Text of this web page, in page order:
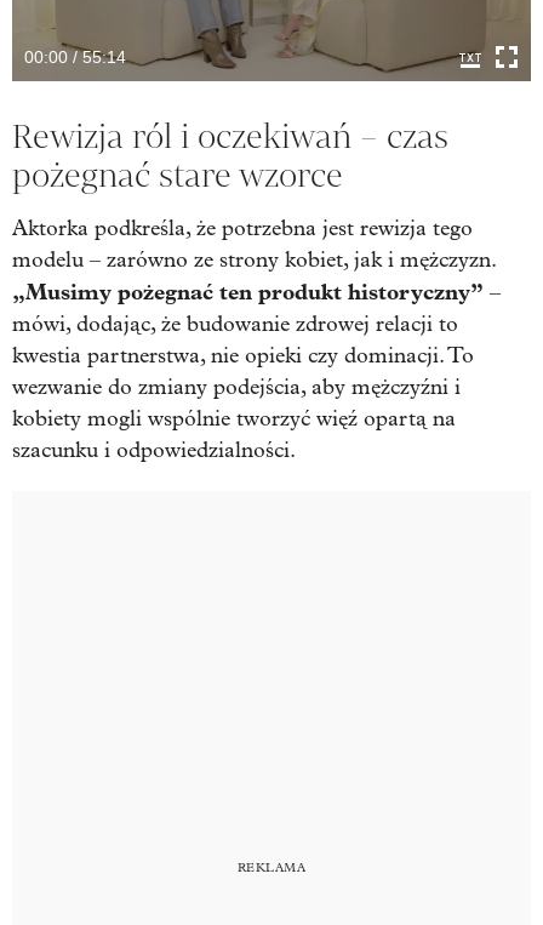
00:00 / 55:14
Rewizja ról i oczekiwań – czas
pożegnać stare wzorce
Aktorka podkreśla, że potrzebna jest rewizja tego
modelu – zarówno ze strony kobiet, jak i mężczyzn.
„Musimy pożegnać ten produkt historyczny” –
mówi, dodając, że budowanie zdrowej relacji to
kwestia partnerstwa, nie opieki czy dominacji. To
wezwanie do zmiany podejścia, aby mężczyźni i
kobiety mogli wspólnie tworzyć więź opartą na
szacunku i odpowiedzialności.